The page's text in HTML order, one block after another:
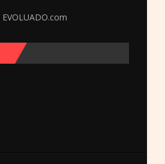
EVOLUADO.com